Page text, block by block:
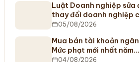
Luật Doanh nghiệp sửa
thay đổi doanh nghiệp
05/08/2026
Mua bán tài khoản
Mức phạt mới nhất năm…
04/08/2026